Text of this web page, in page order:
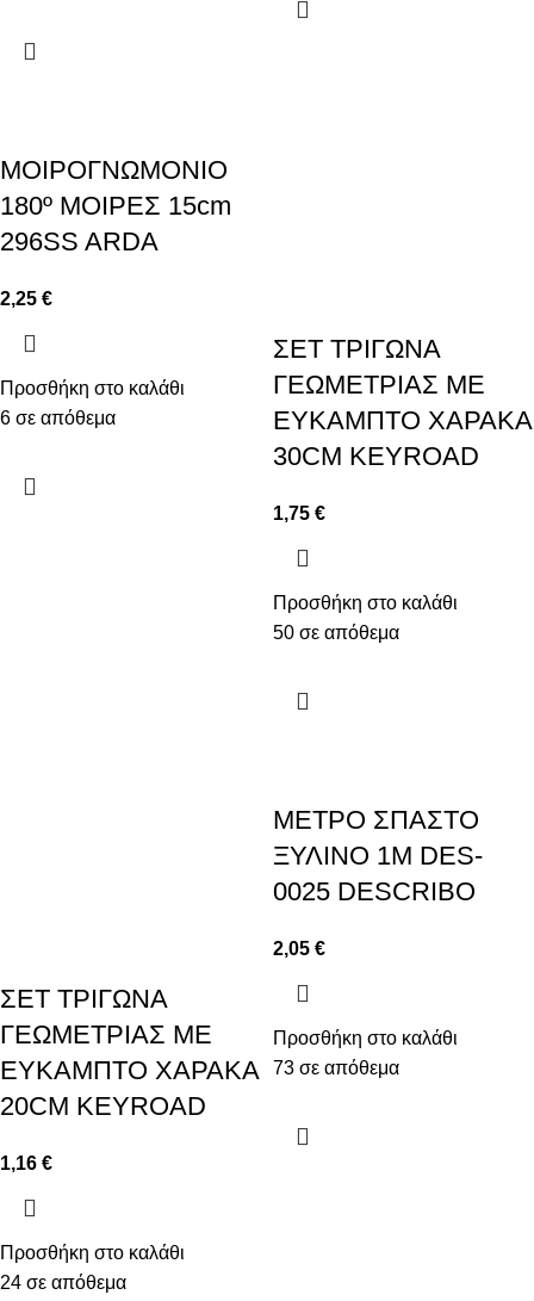
ΜΟΙΡΟΓΝΩΜΟΝΙΟ
180º ΜΟΙΡΕΣ 15cm
296SS ARDA
2,25 €
Προσθήκη στο καλάθι
6 σε απόθεμα
ΣΕΤ ΤΡΙΓΩΝΑ
ΓΕΩΜΕΤΡΙΑΣ ΜΕ
ΕΥΚΑΜΠΤΟ ΧΑΡΑΚΑ
30CM KEYROAD
1,75 €
Προσθήκη στο καλάθι
50 σε απόθεμα
ΣΕΤ ΤΡΙΓΩΝΑ
ΓΕΩΜΕΤΡΙΑΣ ΜΕ
ΕΥΚΑΜΠΤΟ ΧΑΡΑΚΑ
20CM KEYROAD
1,16 €
Προσθήκη στο καλάθι
24 σε απόθεμα
ΜΕΤΡΟ ΣΠΑΣΤΟ
ΞΥΛΙΝΟ 1M DES-
0025 DESCRIBO
2,05 €
Προσθήκη στο καλάθι
73 σε απόθεμα